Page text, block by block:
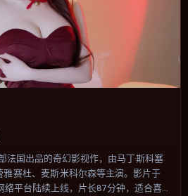
法国出品的奇幻影视作，由马丁·斯科塞
·赛杜、麦斯·米科尔森等主演。影片于
络平台陆续上线，片长87分钟，适合喜